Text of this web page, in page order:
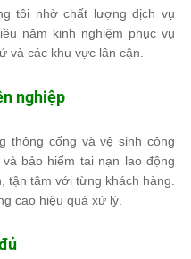
tôi nhờ chất lượng dịch vụ
năm kinh nghiệm phục vụ
và các khu vực lân cận.
nghiệp
thông cống và vệ sinh công
bảo hiểm tai nạn lao động
tận tâm với từng khách hàng.
cao hiệu quả xử lý.